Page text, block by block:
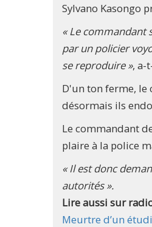
Sylvano Kasongo
« Le commandant
par un policier
se reproduire », a-
D'un ton ferme,
désormais ils
Le commandant
plaire à la police
« Il est donc
autorités ».
Lire aussi sur
Meurtre d’un